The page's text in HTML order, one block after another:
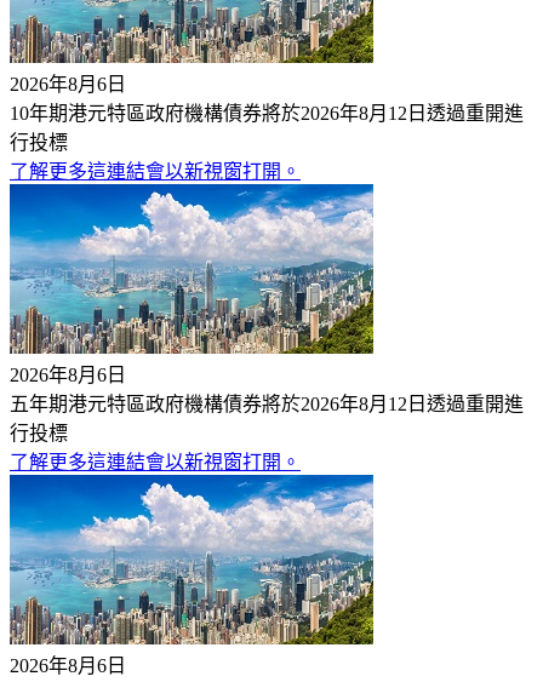
2026年8月6日
10年期港元特區政府機構債券將於2026年8月12日透過重開進
行投標
了解更多這連結會以新視窗打開。
2026年8月6日
五年期港元特區政府機構債券將於2026年8月12日透過重開進
行投標
了解更多這連結會以新視窗打開。
2026年8月6日